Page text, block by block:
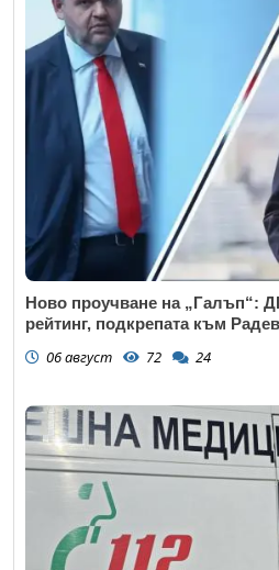
Ново проучване на „Галъп“:
рейтинг, подкрепата към
06 август 72 24